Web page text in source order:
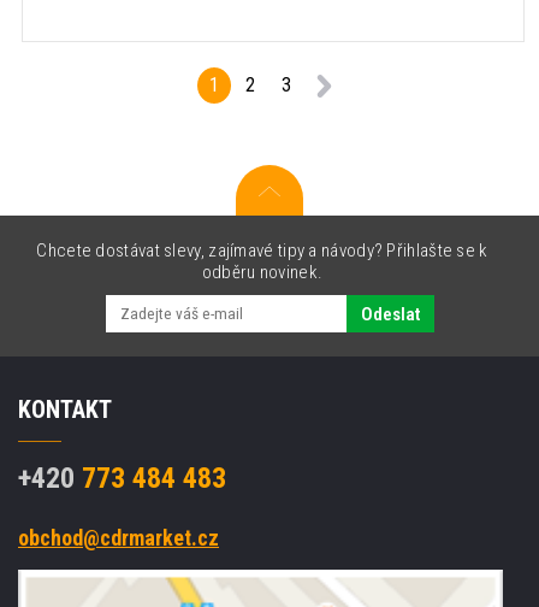
1 2 3
Chcete dostávat slevy, zajímavé tipy a návody? Přihlašte se k
odběru novinek.
Odeslat
KONTAKT
+420 773 484 483
obchod@cdrmarket.cz